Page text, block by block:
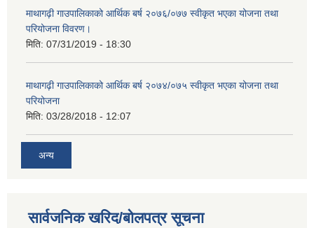
माथागढ़ी गाउपालिकाको आर्थिक बर्ष २०७६/०७७ स्वीकृत भएका योजना तथा
परियोजना विवरण।
मिति: 07/31/2019 - 18:30
माथागढ़ी गाउपालिकाको आर्थिक बर्ष २०७४/०७५ स्वीकृत भएका योजना तथा
परियोजना
मिति: 03/28/2018 - 12:07
अन्य
सार्वजनिक खरिद/बोलपत्र सूचना